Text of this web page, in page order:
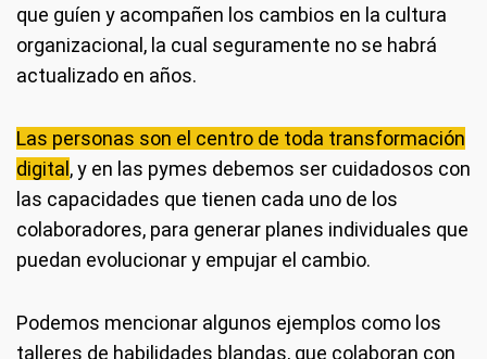
que guíen y acompañen los cambios en la cultura
organizacional, la cual seguramente no se habrá
actualizado en años.
Las personas son el centro de toda transformación
digital , y en las pymes debemos ser cuidadosos con
las capacidades que tienen cada uno de los
colaboradores, para generar planes individuales que
puedan evolucionar y empujar el cambio.
Podemos mencionar algunos ejemplos como los
talleres de habilidades blandas, que colaboran con